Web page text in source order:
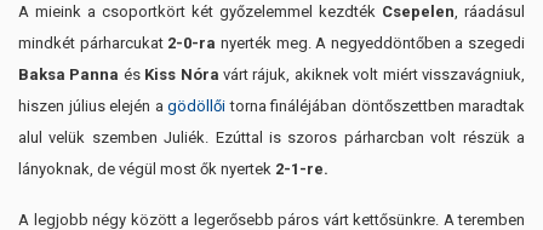
A mieink a csoportkört két győzelemmel kezdték Csepelen , ráadásul
mindkét párharcukat 2-0-ra nyerték meg. A negyeddöntőben a szegedi
Baksa Panna és Kiss Nóra várt rájuk, akiknek volt miért visszavágniuk,
hiszen július elején a gödöllői torna fináléjában döntőszettben maradtak
alul velük szemben Juliék. Ezúttal is szoros párharcban volt részük a
lányoknak, de végül most ők nyertek 2-1-re.
A legjobb négy között a legerősebb páros várt kettősünkre. A teremben